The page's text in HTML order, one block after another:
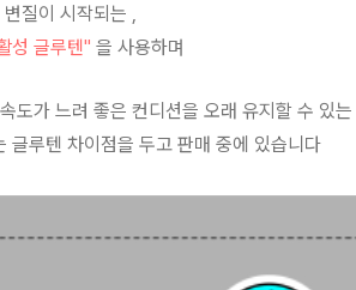
질이 시작되는 ,
성 글루텐" 을 사용하며
도가 느려 좋은 컨디션을 오래 유지할 수 있는
글루텐 차이점을 두고 판매 중에 있습니다